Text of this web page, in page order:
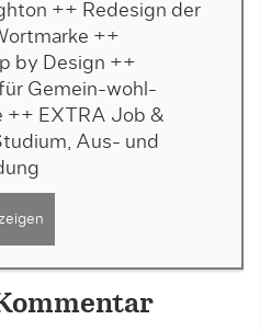
++ Redesign der
++
by Design ++
Gemein-wohl-
++ EXTRA Job &
Aus- und